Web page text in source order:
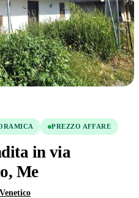
PREZZO AFFARE
in via
Me
Venetico